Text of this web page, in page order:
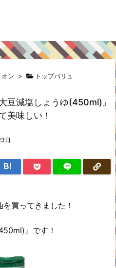
オン > トップバリュ
豆減塩しょうゆ(450ml)』
美味しい！
日
B!
買ってきました！
』です！